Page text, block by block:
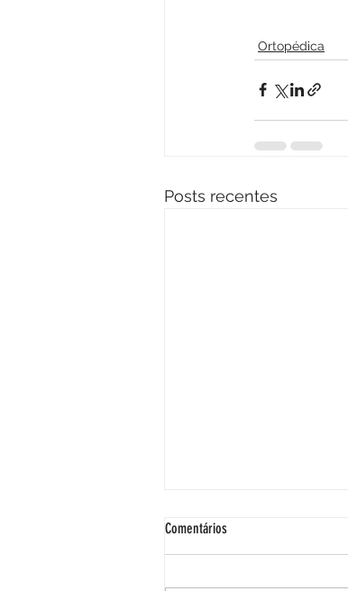
Ortopédica
Posts recentes
Comentários